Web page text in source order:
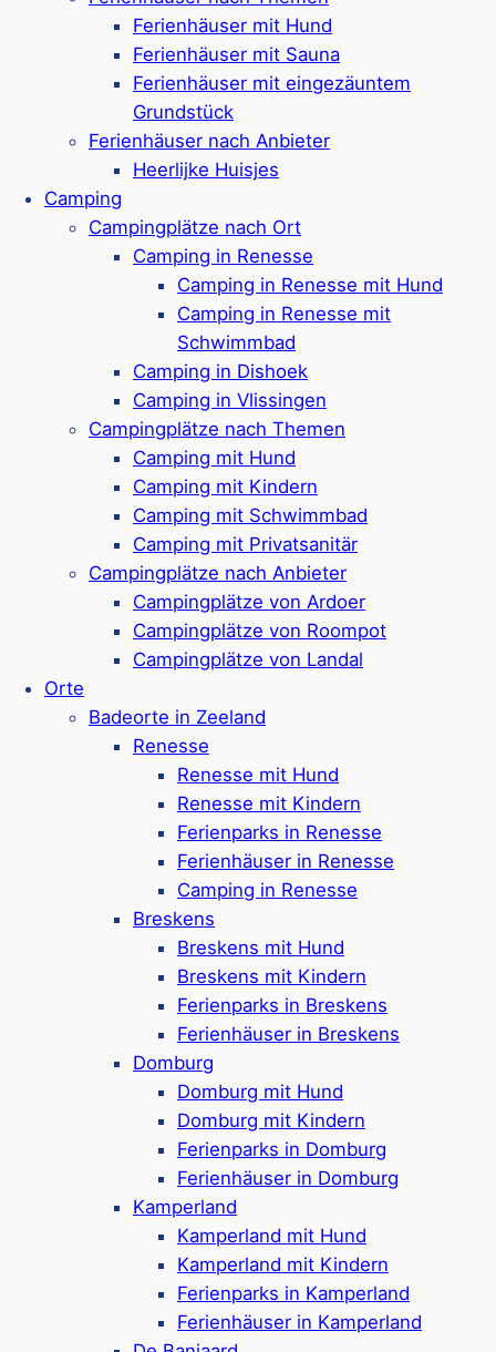
Ferienhäuser mit Hund
Ferienhäuser mit Sauna
Ferienhäuser mit eingezäuntem
Grundstück
Ferienhäuser nach Anbieter
Heerlijke Huisjes
Camping
Campingplätze nach Ort
Camping in Renesse
Camping in Renesse mit Hund
Camping in Renesse mit
Schwimmbad
Camping in Dishoek
Camping in Vlissingen
Campingplätze nach Themen
Camping mit Hund
Camping mit Kindern
Camping mit Schwimmbad
Camping mit Privatsanitär
Campingplätze nach Anbieter
Campingplätze von Ardoer
Campingplätze von Roompot
Campingplätze von Landal
Orte
Badeorte in Zeeland
Renesse
Renesse mit Hund
Renesse mit Kindern
Ferienparks in Renesse
Ferienhäuser in Renesse
Camping in Renesse
Breskens
Breskens mit Hund
Breskens mit Kindern
Ferienparks in Breskens
Ferienhäuser in Breskens
Domburg
Domburg mit Hund
Domburg mit Kindern
Ferienparks in Domburg
Ferienhäuser in Domburg
Kamperland
Kamperland mit Hund
Kamperland mit Kindern
Ferienparks in Kamperland
Ferienhäuser in Kamperland
Auf Ferienparks oder alleinstehend
Breites Angebot innerhalb
unterschiedlichen Preiskategorien
Auch barrierefreie Unterkünfte verfügbar
Mehr ansehen*
Roompot Beach Resort Brouwersdam
Ferienpark inScharendijke
Lodge-Ferienbungalows für 2 bis 8
Personen
In einigen Ferienhäusern sind Hunde
erlaubt (max. 2)
Ferienunterkünfte mit Sauna oder Whirlpool
buchbar
Fahrradverleih im Ferienpark
Zentraler Autoparkplatz, Rest des Parks ist
autofrei
Ca. 2 km vom Strand entfernt
Google Rezensionen:
Bewertungen)
Mehr ansehen*
Molecaten Park Wijde Blick
Ferienpark in Renesse, ca.6,5 km von
Scharendijke
Ferienhäuser für 2 bis 6 Personen &
Camping-Stellplätze
Haustiere sind in einigen Unterkünften
und Stellplätzen erlaubt (bis zu 2)
Hallenbad, Spielplatz mit Trampolin & mehr
Einrichtungen im Park
Sportplätze & Fahrradverleih vorhanden
Naturwiese mit Schafen im Park
3 km bis zum Strand
Google Rezensionen:4,4/5 Sterne(1050+
Bewertungen)
Mehr ansehen*